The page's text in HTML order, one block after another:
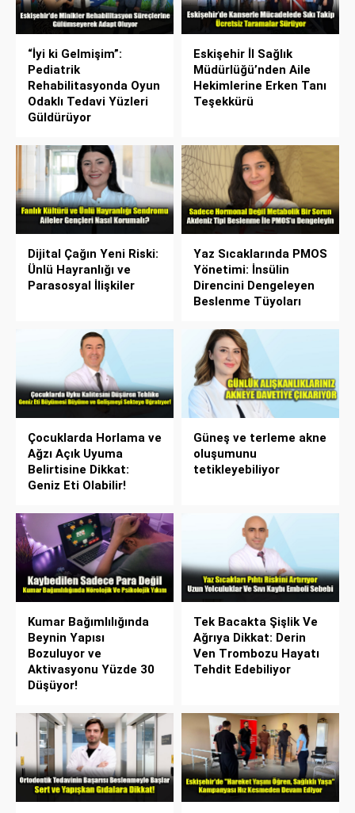
“İyi ki Gelmişim”:
Pediatrik
Rehabilitasyonda Oyun
Odaklı Tedavi Yüzleri
Güldürüyor
Eskişehir İl Sağlık
Müdürlüğü’nden Aile
Hekimlerine Erken Tanı
Teşekkürü
Dijital Çağın Yeni Riski:
Ünlü Hayranlığı ve
Parasosyal İlişkiler
Yaz Sıcaklarında PMOS
Yönetimi: İnsülin
Direncini Dengeleyen
Beslenme Tüyoları
Çocuklarda Horlama ve
Ağzı Açık Uyuma
Belirtisine Dikkat:
Geniz Eti Olabilir!
Güneş ve terleme akne
oluşumunu
tetikleyebiliyor
Kumar Bağımlılığında
Beynin Yapısı
Bozuluyor ve
Aktivasyonu Yüzde 30
Düşüyor!
Tek Bacakta Şişlik Ve
Ağrıya Dikkat: Derin
Ven Trombozu Hayatı
Tehdit Edebiliyor